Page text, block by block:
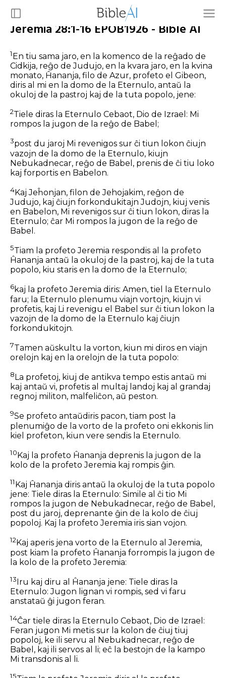
Jeremia 28:1-16 EPOB1926 - Bible AI
1En tiu sama jaro, en la komenco de la reĝado de
Cidkija, reĝo de Judujo, en la kvara jaro, en la kvina
monato, Ĥananja, filo de Azur, profeto el Gibeon,
diris al mi en la domo de la Eternulo, antaŭ la
okuloj de la pastroj kaj de la tuta popolo, jene:
2Tiele diras la Eternulo Cebaot, Dio de Izrael: Mi
rompos la jugon de la reĝo de Babel;
3post du jaroj Mi revenigos sur ĉi tiun lokon ĉiujn
vazojn de la domo de la Eternulo, kiujn
Nebukadnecar, reĝo de Babel, prenis de ĉi tiu loko
kaj forportis en Babelon.
4Kaj Jeĥonjan, filon de Jehojakim, reĝon de
Judujo, kaj ĉiujn forkondukitajn Judojn, kiuj venis
en Babelon, Mi revenigos sur ĉi tiun lokon, diras la
Eternulo; ĉar Mi rompos la jugon de la reĝo de
Babel.
5Tiam la profeto Jeremia respondis al la profeto
Ĥananja antaŭ la okuloj de la pastroj, kaj de la tuta
popolo, kiu staris en la domo de la Eternulo;
6kaj la profeto Jeremia diris: Amen, tiel la Eternulo
faru; la Eternulo plenumu viajn vortojn, kiujn vi
profetis, kaj Li revenigu el Babel sur ĉi tiun lokon la
vazojn de la domo de la Eternulo kaj ĉiujn
forkondukitojn.
7Tamen aŭskultu la vorton, kiun mi diros en viajn
orelojn kaj en la orelojn de la tuta popolo:
8 La profetoj, kiuj de antikva tempo estis antaŭ mi
kaj antaŭ vi, profetis al multaj landoj kaj al grandaj
regnoj militon, malfeliĉon, aŭ peston.
9Se profeto antaŭdiris pacon, tiam post la
plenumiĝo de la vorto de la profeto oni ekkonis lin
kiel profeton, kiun vere sendis la Eternulo.
10Kaj la profeto Ĥananja deprenis la jugon de la
kolo de la profeto Jeremia kaj rompis ĝin.
11 Kaj Ĥananja diris antaŭ la okuloj de la tuta popolo
jene: Tiele diras la Eternulo: Simile al ĉi tio Mi
rompos la jugon de Nebukadnecar, reĝo de Babel,
post du jaroj, deprenante ĝin de la kolo de ĉiuj
popoloj. Kaj la profeto Jeremia iris sian vojon.
12Kaj aperis jena vorto de la Eternulo al Jeremia,
post kiam la profeto Ĥananja forrompis la jugon de
la kolo de la profeto Jeremia:
13Iru kaj diru al Ĥananja jene: Tiele diras la
Eternulo: Jugon lignan vi rompis, sed vi faru
anstataŭ ĝi jugon feran.
14Ĉar tiele diras la Eternulo Cebaot, Dio de Izrael:
Feran jugon Mi metis sur la kolon de ĉiuj tiuj
popoloj, ke ili servu al Nebukadnecar, reĝo de
Babel, kaj ili servos al li; eĉ la bestojn de la kampo
Mi transdonis al li.
15